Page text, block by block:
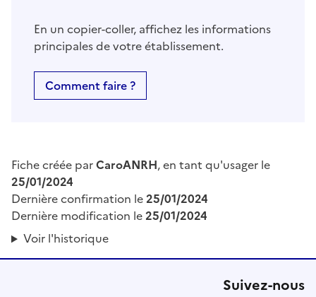
En un copier-coller, affichez les informations
principales de votre établissement.
Comment faire ?
Fiche créée parCaroANRH, en tant qu'usager le
25/01/2024
Dernière confirmation le25/01/2024
Dernière modification le25/01/2024
Voir l'historique
Suivez-nous